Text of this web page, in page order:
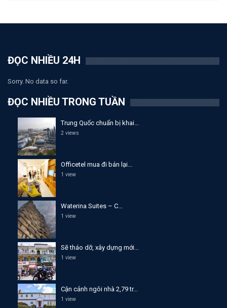
ĐỌC NHIỀU 24H
Sorry. No data so far.
ĐỌC NHIỀU TRONG TUẦN
Trung Quốc chuẩn bị khai...
2 views
Officetel mua đi bán lại...
1 view
Waterina Suites – C...
1 view
Sẽ tháo dỡ, xây dựng mới...
1 view
Cận cảnh ngôi nhà 2,79 tr...
1 view